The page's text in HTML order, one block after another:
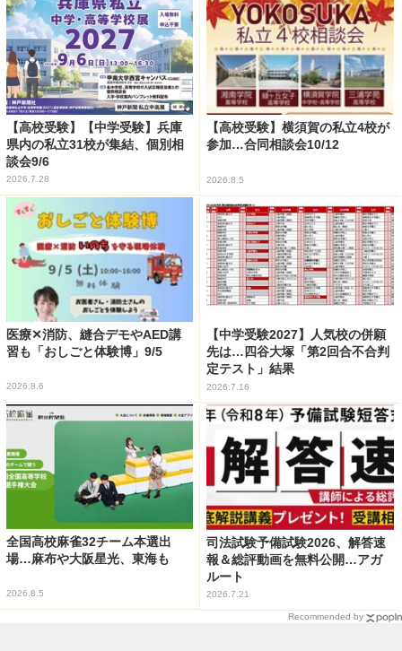
【高校受験】【中学受験】兵庫
県内の私立31校が集結、個別相
談会9/6
2026.7.28
【高校受験】横須賀の私立4校が
参加…合同相談会10/12
2026.8.5
医療✕消防、縫合デモやAED講
習も「おしごと体験博」9/5
2026.8.6
【中学受験2027】人気校の併願
先は…四谷大塚「第2回合不合判
定テスト」結果
2026.7.16
全国高校麻雀32チーム本選出
場…麻布や大阪星光、東海も
2026.8.5
司法試験予備試験2026、解答速
報＆総評動画を無料公開…アガ
ルート
2026.7.21
Recommended by